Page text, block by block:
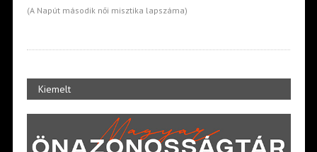
(A Napút második női misztika lapszáma)
Kiemelt